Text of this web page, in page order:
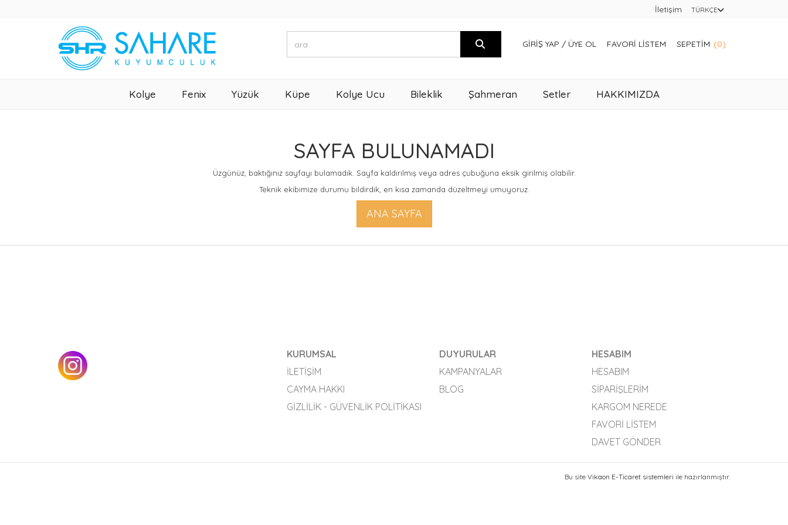
İletişim TÜRKÇE
GIRIŞ YAP / ÜYE OL FAVORI LISTEM SEPETIM (0)
Kolye Fenix Yüzük Küpe Kolye Ucu Bileklik Şahmeran Setler HAKKIMIZDA
SAYFA BULUNAMADI
Üzgünüz, baktığınız sayfayı bulamadık. Sayfa kaldırılmış veya adres çubuğuna eksik girilmiş olabilir.
Teknik ekibimize durumu bildirdik, en kısa zamanda düzeltmeyi umuyoruz.
ANA SAYFA
KURUMSAL
İLETIŞIM
CAYMA HAKKI
GIZLILIK - GÜVENLIK POLITIKASI
DUYURULAR
KAMPANYALAR
BLOG
HESABIM
HESABIM
SIPARIŞLERIM
KARGOM NEREDE
FAVORI LISTEM
DAVET GÖNDER
Bu site Vikaon E-Ticaret sistemleri ile hazırlanmıştır.